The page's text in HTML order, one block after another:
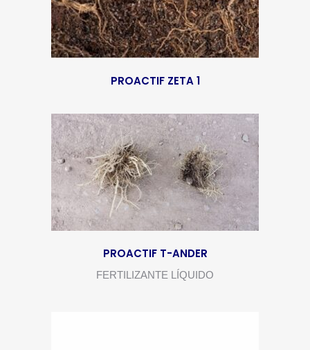
PROACTIF ZETA 1
PROACTIF T-ANDER
FERTILIZANTE LÍQUIDO